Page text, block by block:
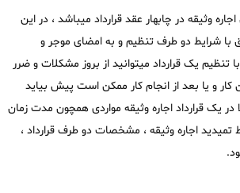
وثیقه در چابهار عقد قرارداد میباشد ، در این
با شرایط دو طرف تنظیم و به امضای موجر و
تنظیم یک قرارداد میتوانید از بروز مشکلات و ضرر
کار و یا بعد از انجام کار ممکن است پیش بیاید
در یک قرارداد اجاره وثیقه مواردی همچون مدت زمان
تمیدید اجاره وثیقه ، مشخصات دو طرف قرارداد ،